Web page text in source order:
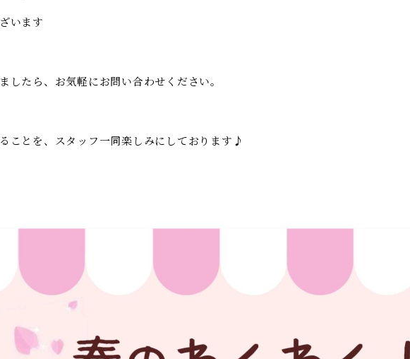
います
したら、お気軽にお問い合わせください。
ことを、スタッフ一同楽しみにしております♪